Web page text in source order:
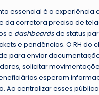
essencial é a experiência
da corretora precisa de
e dashboardsde status
e pendências. O RH do
para enviar
solicitar
esperam
Ao centralizar esses